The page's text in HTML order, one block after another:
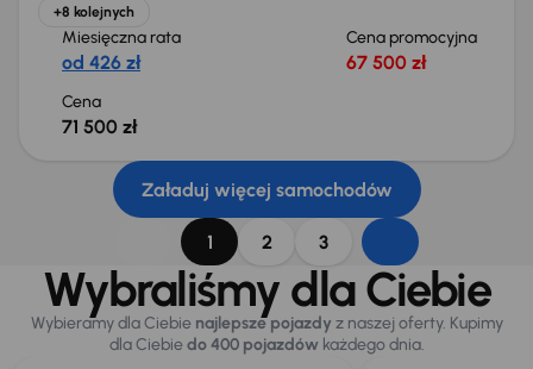
+8 kolejnych
Miesięczna rata
od 426 zł
Cena promocyjna
67 500 zł
Cena
71 500 zł
Załaduj więcej samochodów
1 2 3
Wybraliśmy dla Ciebie
Wybieramy dla Ciebie najlepsze pojazdy z naszej oferty. Kupimy
dla Ciebiedo 400 pojazdówkażdego dnia.